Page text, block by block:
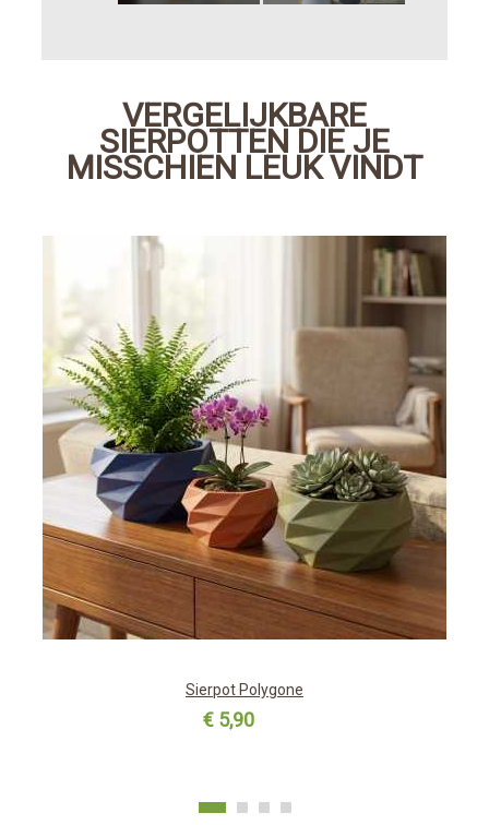
VERGELIJKBARE
SIERPOTTEN DIE JE
MISSCHIEN LEUK VINDT
Sierpot Polygone
€ 5,90